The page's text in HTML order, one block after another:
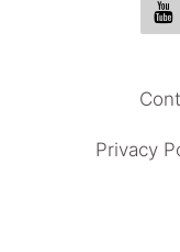
Privacy